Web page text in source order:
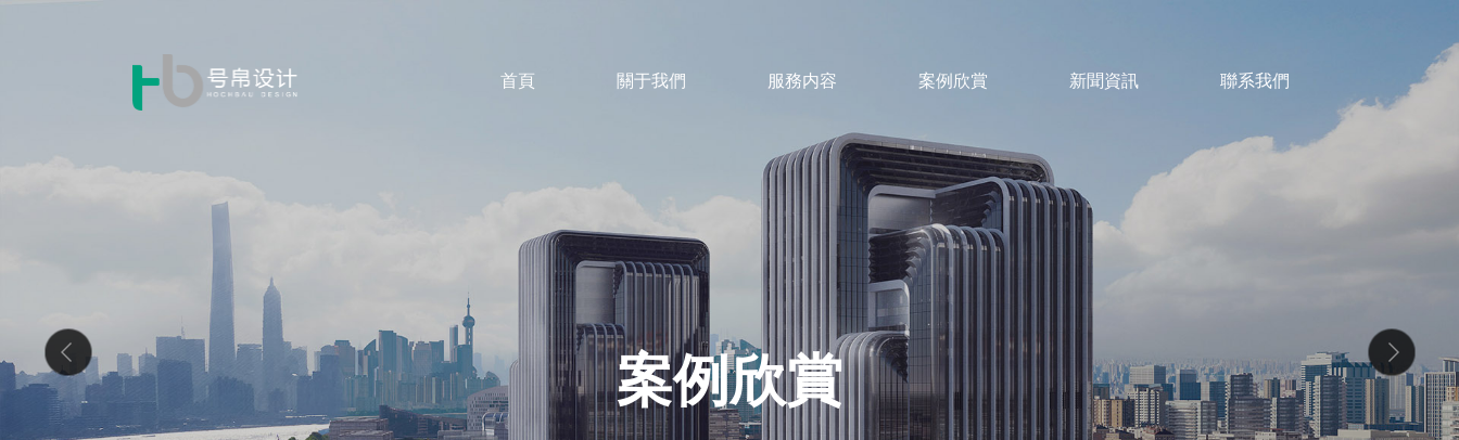
首頁 關于我們 服務内容 案例欣賞 新聞資訊 聯系我們
案例欣賞